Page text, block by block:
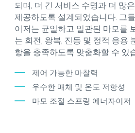
되며, 더 긴 서비스 수명과 더 많
제공하도록 설계되었습니다. 그
이저는 균일하고 일관된 마모를
는 회전, 왕복, 진동 및 정적 응용
항을 충족하도록 맞춤화할 수 있
제어 가능한 마찰력
우수한 매체 및 온도 저항성
마모 조절 스프링 에너자이저